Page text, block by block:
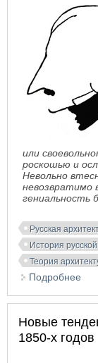
или
роскошью и
Невольно
невозвратимо
гениальность
Русская
История
Теория
Подробнее
Новые
1850-х годов